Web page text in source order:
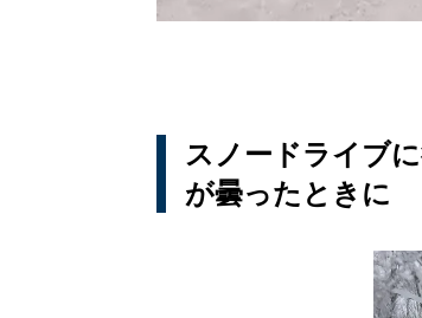
スノードライブ
が曇ったときに